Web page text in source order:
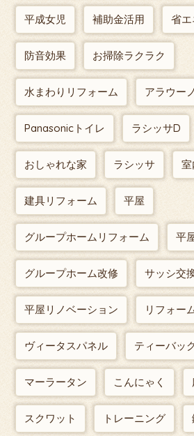
平成女児 補助金活用 省
防音効果 お掃除ラクラク
水まわりリフォーム アラウー
Panasonicトイレ ラシッサD
おしゃれな家 ラシッサ
建具リフォーム 平屋
グループホームリフォーム 平
グループホーム改修 サッシ交
平屋リノベーション リフォー
ヴィータスパネル ティーバッ
マーラータン こんにゃく
スクワット トレーニング